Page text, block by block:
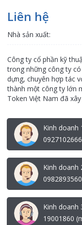
Liên hệ
Nhà sản xuất:
Công ty cổ phần kỹ
trong những công ty
dựng, chuyên hợp tác
thành một công ty lớn
Token Việt Nam đã xây
Kinh doanh
0927102666
Kinh doanh
0982893560
Kinh doanh
19001860